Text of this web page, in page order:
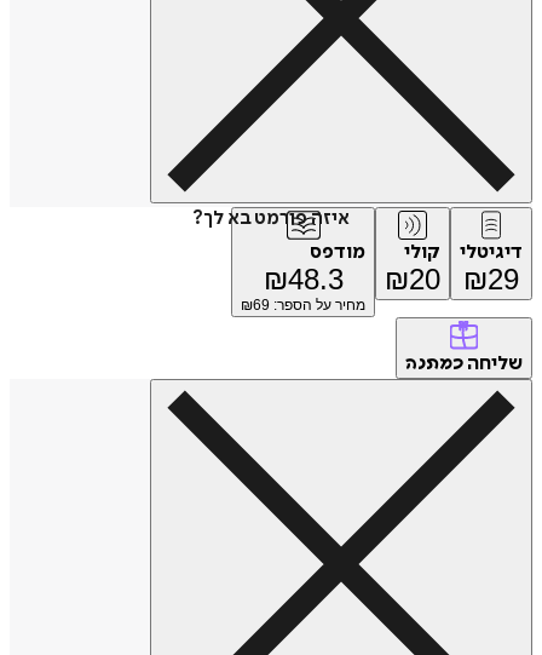
איזה פורמט בא לך?
₪
קולי
₪ 20
מודפס
₪48.3
מחיר על הספר: ₪69
כמתנה